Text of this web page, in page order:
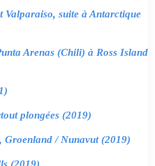
Valparaiso, suite à Antarctique
Arenas (Chili) à Ross Island
plongées (2019)
/ Nunavut (2019)